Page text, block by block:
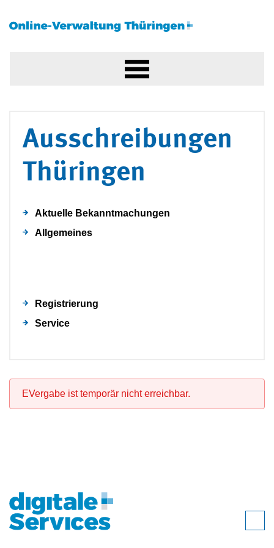
Ausschreibungen
Thüringen
Aktuelle Bekanntmachungen
Allgemeines
Registrierung
Service
EVergabe ist temporär nicht erreichbar.